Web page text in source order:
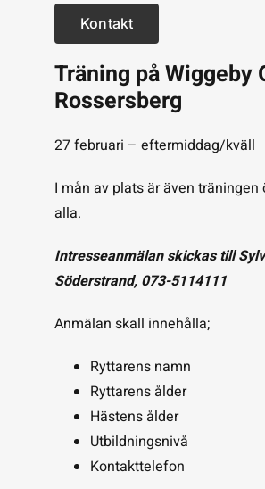
Kontakt
Träning på Wiggeby
Rossersberg
27 februari – eftermiddag/kväll
I mån av plats är även träningen
alla.
Intresseanmälan skickas till
Söderstrand, 073-5114111
Anmälan skall innehålla;
Ryttarens namn
Ryttarens ålder
Hästens ålder
Utbildningsnivå
Kontakttelefon